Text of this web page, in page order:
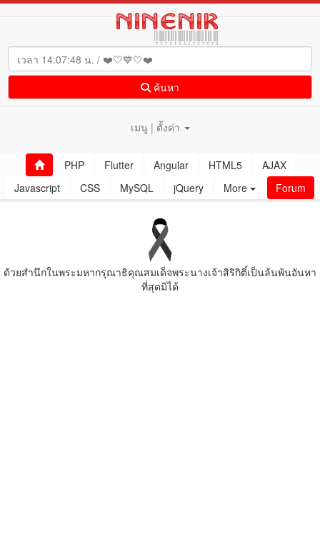
ค้นหา
เมนู | ตั้งค่า
PHP Flutter Angular HTML5
AJAX
Javascript
CSS MySQL jQuery More Forum
ด้วยสํานึกในพระมหากรุณาธิคุณสมเด็จพระนางเจ้าสิริกิติ์เป็นล้นพ้นอันหา
ที่สุดมิได้